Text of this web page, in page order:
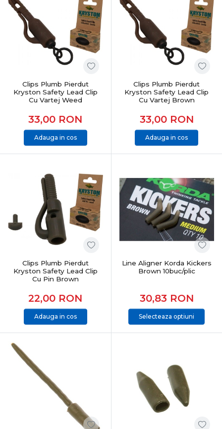
Clips Plumb Pierdut
Kryston Safety Lead Clip
Cu Vartej Weed
33,00 RON
Adauga in cos
Clips Plumb Pierdut
Kryston Safety Lead Clip
Cu Vartej Brown
33,00 RON
Adauga in cos
Clips Plumb Pierdut
Kryston Safety Lead Clip
Cu Pin Brown
22,00 RON
Adauga in cos
Line Aligner Korda Kickers
Brown 10buc/plic
30,83 RON
Selecteaza optiuni